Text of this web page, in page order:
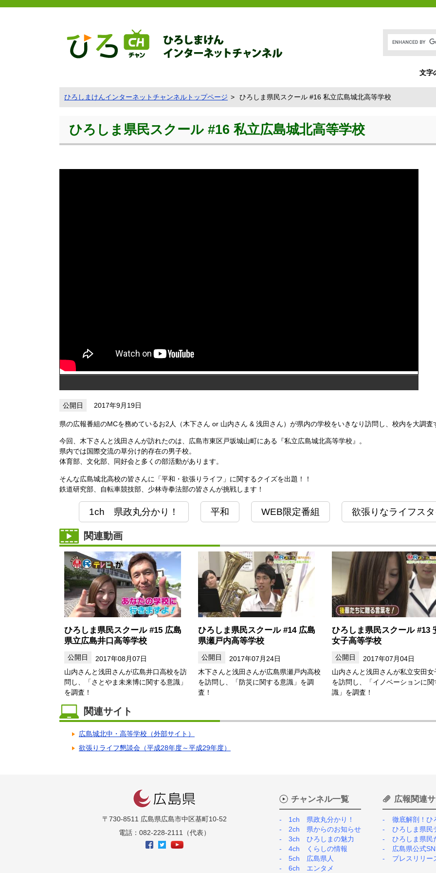
文字
ひろしまけんインターネットチャンネルトップページ ひろしま県民スクール #16 私立広島城北高等学校
ひろしま県民スクール #16 私立広島城北高等学校
2017年9月19日
県の広報番組のMCを務めているお2人（木下さん or 山内さん & 浅田さん）が県内の学校をいきなり訪問し、校内を大調査
今回、木下さんと浅田さんが訪れたのは、広島市東区戸坂城山町にある『私立広島城北高等学校』。
県内では国際交流の草分け的存在の男子校。
体育部、文化部、同好会と多くの部活動があります。
そんな広島城北高校の皆さんに「平和・欲張りライフ」に関するクイズを出題！！
鉄道研究部、自転車競技部、少林寺拳法部の皆さんが挑戦します！
1ch 県政丸分かり！ 平和 WEB限定番組 欲張りなライフス
関連動画
ひろしま県民スクール #15 広島
県立広島井口高等学校
2017年08月07日
山内さんと浅田さんが広島井口高校を訪
問し、「さとやま未来博に関する意識」
を調査！
ひろしま県民スクール #14 広島
県瀬戸内高等学校
2017年07月24日
木下さんと浅田さんが広島県瀬戸内高校
を訪問し、「防災に関する意識」を調
査！
ひろしま県民スクール #13
女子高等学校
2017年07月04日
山内さんと浅田さんが私立安田女
を訪問し、「イノベーションに関
識」を調査！
関連サイト
広島城北中・高等学校（外部サイト）
欲張りライフ懇談会（平成28年度～平成29年度）
〒730-8511 広島県広島市中区基町10-52
電話：082-228-2111（代表）
チャンネル一覧
1ch 県政丸分かり！
2ch 県からのお知らせ
3ch ひろしまの魅力
4ch くらしの情報
5ch 広島県人
6ch エンタメ
広報関連
徹底解剖！ひ
ひろしま県民
ひろしま県民
広島県公式
プレスリリー